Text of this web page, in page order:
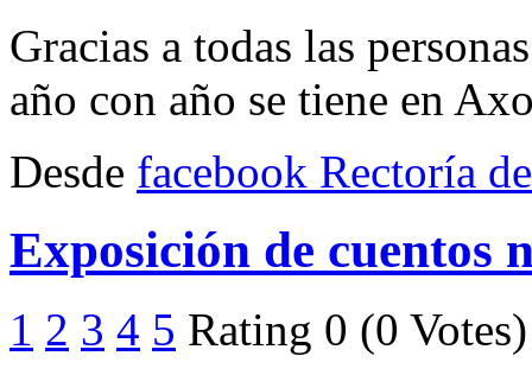
Gracias a todas las
año con año se tiene en
Desde facebook Rectoría
Exposición de cuentos
1 2 3 4 5 Rating 0 (0 Votes)